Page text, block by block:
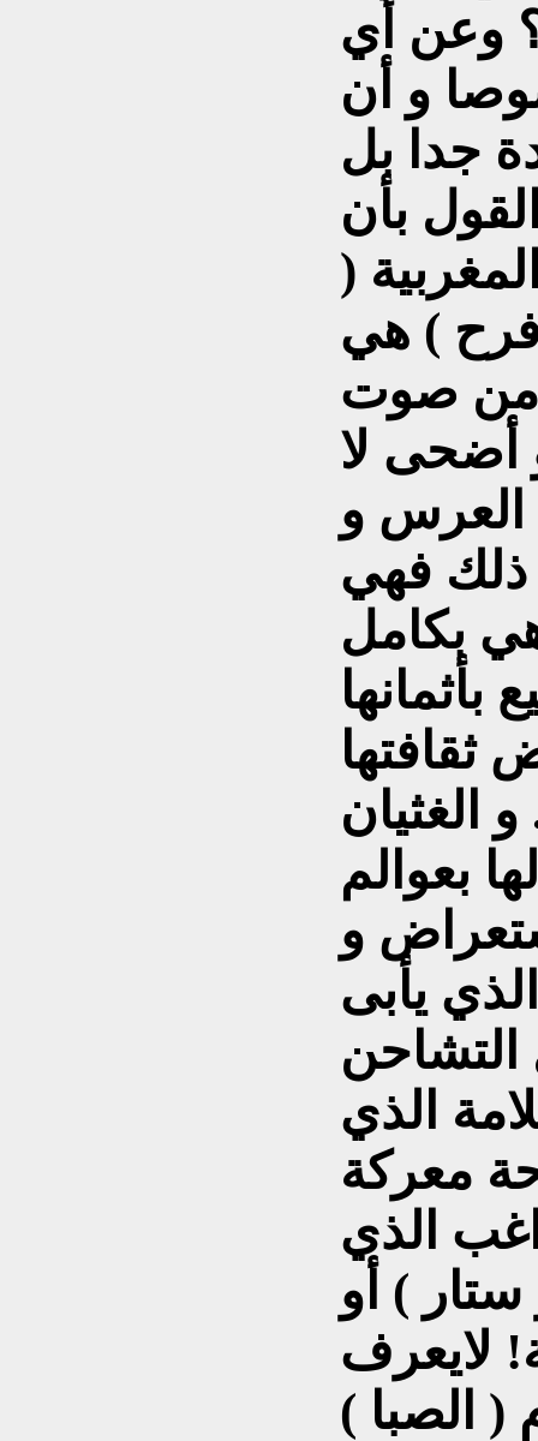
؟ وعن أي
و أن
جدا بل
بأن
(
) هي
من صوت
أضحى لا
العرس و
ذلك فهي
بكامل
الغثيان
بعوالم
و
يأبى
التشاحن
الذي
معركة
الذي
) أو
لايعرف
( الصبا )